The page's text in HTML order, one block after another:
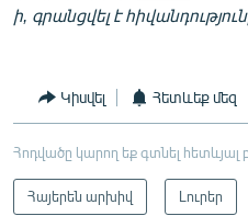
ի, գրանցվել է
Կիսվել Հետևեք մեզ
Հոդվածը կարող եք գտնել հետևյալ
Հայերեն արխիվ Լուրեր